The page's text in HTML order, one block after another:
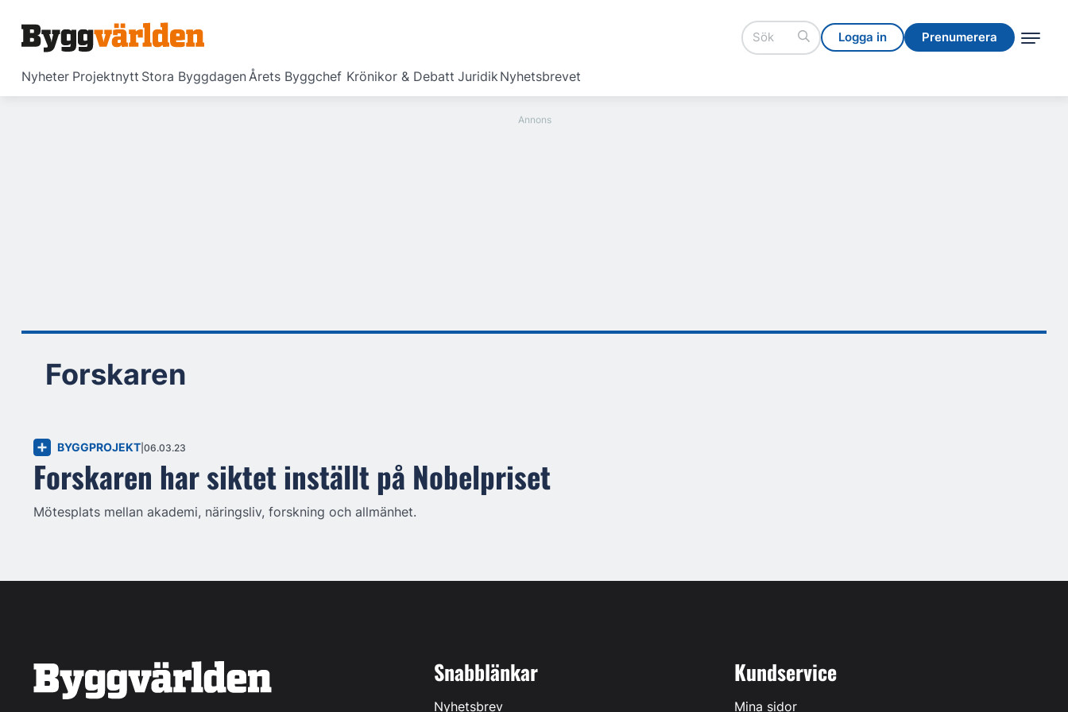
Logga in Prenumerera
Nyheter Projektnytt Stora ByggdagenÅrets Byggchef Krönikor & Debatt JuridikNyhetsbrevet
Logga in Prenumerera
Forskaren
BYGGPROJEKT 06.03.23
Forskaren har siktet inställt på Nobelpriset
Mötesplats mellan akademi, näringsliv, forskning och allmänhet.
Snabblänkar
Nyhetsbrev
Kundservice
Mina sidor